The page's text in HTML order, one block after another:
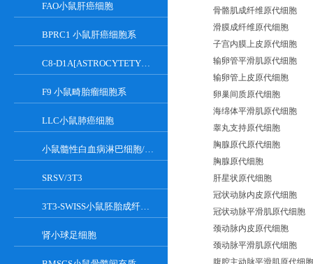
FAO小鼠肝癌细胞
BPRC1 小鼠肝癌细胞系
C8-D1A[ASTROCYTETYPEICLONE]小鼠小脑细胞
F9 小鼠畸胎瘤细胞系
LLC小鼠肺癌细胞
小鼠髓性白血病淋巴细胞/小鼠白血病G-CSF依赖性细胞
SRSV/3T3
3T3-SWISS小鼠胚胎成纤维细胞
肾小球足细胞
骨骼肌成纤维原代细胞
滑膜成纤维原代细胞
子宫内膜上皮原代细胞
输卵管平滑肌原代细胞
输卵管上皮原代细胞
卵巢间质原代细胞
海绵体平滑肌原代细胞
睾丸支持原代细胞
胸腺原代原代细胞
胸腺原代细胞
肝星状原代细胞
冠状动脉内皮原代细胞
冠状动脉平滑肌原代细胞
颈动脉内皮原代细胞
颈动脉平滑肌原代细胞
腹腔主动脉平滑肌原代细胞